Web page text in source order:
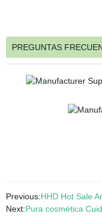
PREGUNTAS
Previous:HHD Hot Sale
Next:Pura cosmética